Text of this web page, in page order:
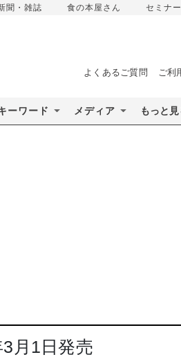
聞・雑誌 食の本屋さん セミナ
よくあるご質問 ご利
ーワード メディア もっと見
月1日発売